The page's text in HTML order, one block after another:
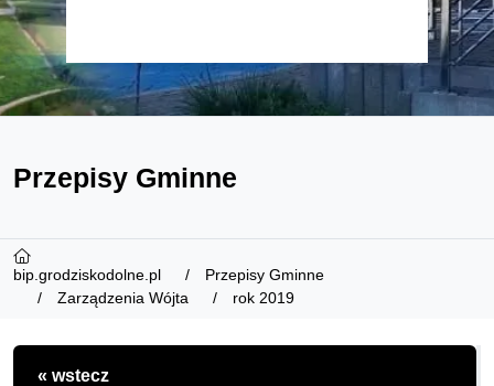
Przepisy Gminne
bip.grodziskodolne.pl
Przepisy Gminne
Zarządzenia Wójta
rok 2019
« wstecz